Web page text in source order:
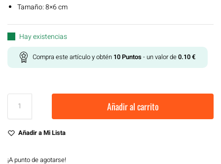
Tamaño: 8×6 cm
Hay existencias
Compra este artículo y obtén 10Puntos - un valor de0.10€
Añadir al carrito
Añadir a Mi Lista
¡A punto de agotarse!